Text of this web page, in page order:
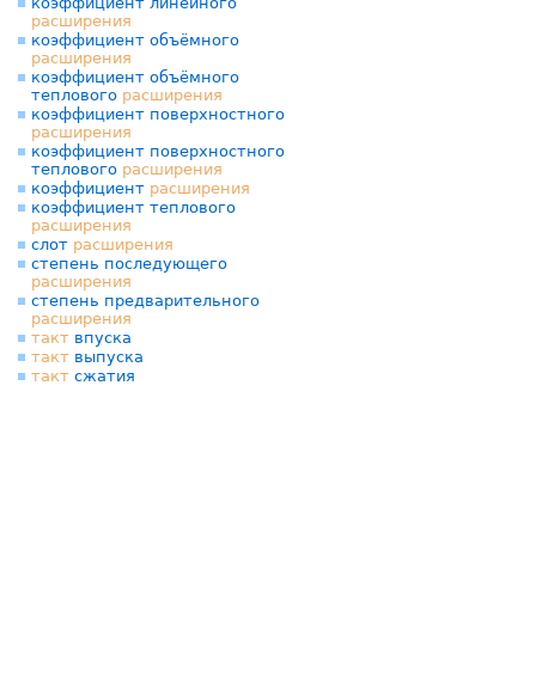
расширения
коэффициент объёмного
расширения
коэффициент объёмного
теплового расширения
коэффициент поверхностного
расширения
коэффициент поверхностного
теплового расширения
коэффициент расширения
коэффициент теплового
расширения
слот расширения
степень последующего
расширения
степень предварительного
расширения
такт впуска
такт выпуска
такт сжатия